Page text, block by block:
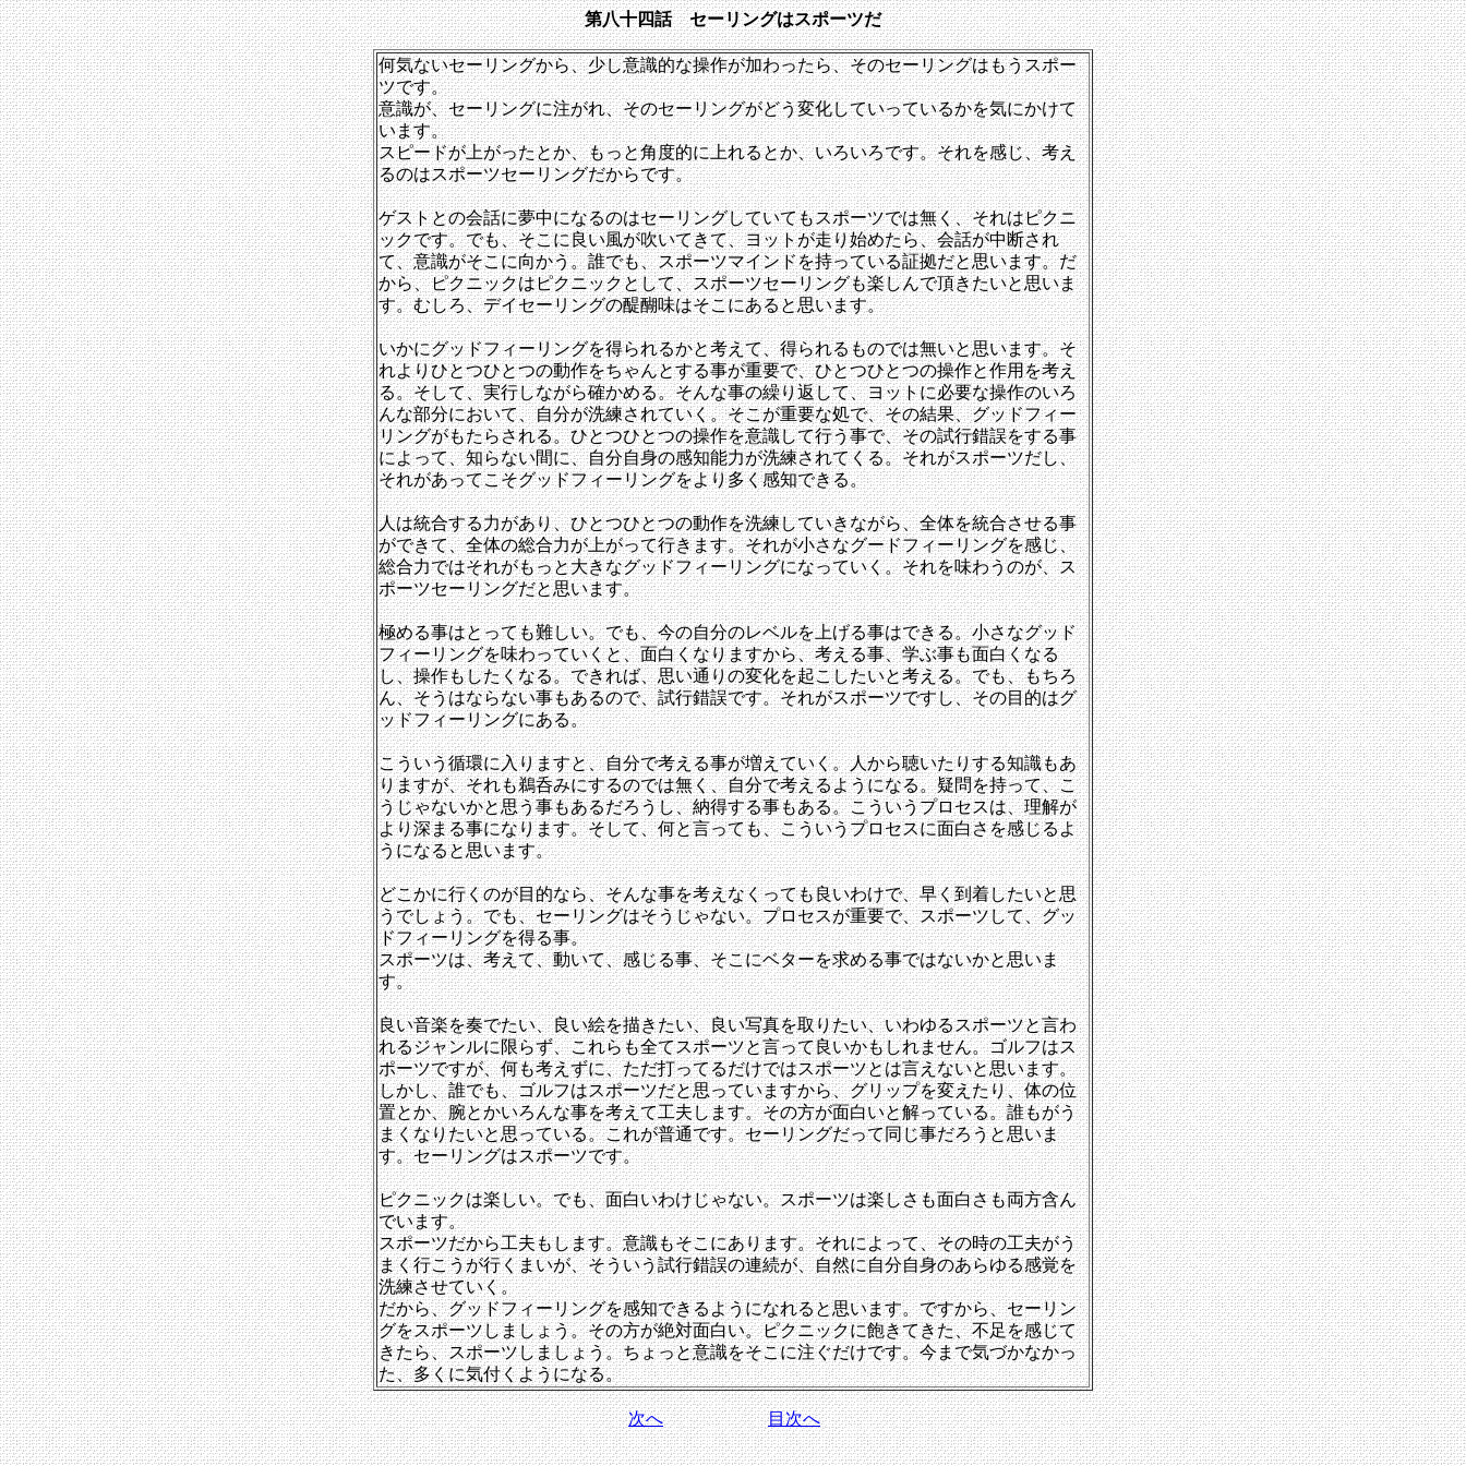
第八十四話 セーリングはスポーツだ
何気ないセーリングから、少し意識的な操作が加わったら、そのセーリングはもうスポー
ツです。
意識が、セーリングに注がれ、そのセーリングがどう変化していっているかを気にかけて
います。
スピードが上がったとか、もっと角度的に上れるとか、いろいろです。それを感じ、考え
るのはスポーツセーリングだからです。
ゲストとの会話に夢中になるのはセーリングしていてもスポーツでは無く、それはピクニ
ックです。でも、そこに良い風が吹いてきて、ヨットが走り始めたら、会話が中断され
て、意識がそこに向かう。誰でも、スポーツマインドを持っている証拠だと思います。だ
から、ピクニックはピクニックとして、スポーツセーリングも楽しんで頂きたいと思いま
す。むしろ、デイセーリングの醍醐味はそこにあると思います。
いかにグッドフィーリングを得られるかと考えて、得られるものでは無いと思います。そ
れよりひとつひとつの動作をちゃんとする事が重要で、ひとつひとつの操作と作用を考え
る。そして、実行しながら確かめる。そんな事の繰り返して、ヨットに必要な操作のいろ
んな部分において、自分が洗練されていく。そこが重要な処で、その結果、グッドフィー
リングがもたらされる。ひとつひとつの操作を意識して行う事で、その試行錯誤をする事
によって、知らない間に、自分自身の感知能力が洗練されてくる。それがスポーツだし、
それがあってこそグッドフィーリングをより多く感知できる。
人は統合する力があり、ひとつひとつの動作を洗練していきながら、全体を統合させる事
ができて、全体の総合力が上がって行きます。それが小さなグードフィーリングを感じ、
総合力ではそれがもっと大きなグッドフィーリングになっていく。それを味わうのが、ス
ポーツセーリングだと思います。
極める事はとっても難しい。でも、今の自分のレベルを上げる事はできる。小さなグッド
フィーリングを味わっていくと、面白くなりますから、考える事、学ぶ事も面白くなる
し、操作もしたくなる。できれば、思い通りの変化を起こしたいと考える。でも、もちろ
ん、そうはならない事もあるので、試行錯誤です。それがスポーツですし、その目的はグ
ッドフィーリングにある。
こういう循環に入りますと、自分で考える事が増えていく。人から聴いたりする知識もあ
りますが、それも鵜呑みにするのでは無く、自分で考えるようになる。疑問を持って、こ
うじゃないかと思う事もあるだろうし、納得する事もある。こういうプロセスは、理解が
より深まる事になります。そして、何と言っても、こういうプロセスに面白さを感じるよ
うになると思います。
どこかに行くのが目的なら、そんな事を考えなくっても良いわけで、早く到着したいと思
うでしょう。でも、セーリングはそうじゃない。プロセスが重要で、スポーツして、グッ
ドフィーリングを得る事。
スポーツは、考えて、動いて、感じる事、そこにベターを求める事ではないかと思いま
す。
良い音楽を奏でたい、良い絵を描きたい、良い写真を取りたい、いわゆるスポーツと言わ
れるジャンルに限らず、これらも全てスポーツと言って良いかもしれません。ゴルフはス
ポーツですが、何も考えずに、ただ打ってるだけではスポーツとは言えないと思います。
しかし、誰でも、ゴルフはスポーツだと思っていますから、グリップを変えたり、体の位
置とか、腕とかいろんな事を考えて工夫します。その方が面白いと解っている。誰もがう
まくなりたいと思っている。これが普通です。セーリングだって同じ事だろうと思いま
す。セーリングはスポーツです。
ピクニックは楽しい。でも、面白いわけじゃない。スポーツは楽しさも面白さも両方含ん
でいます。
スポーツだから工夫もします。意識もそこにあります。それによって、その時の工夫がう
まく行こうが行くまいが、そういう試行錯誤の連続が、自然に自分自身のあらゆる感覚を
洗練させていく。
だから、グッドフィーリングを感知できるようになれると思います。ですから、セーリン
グをスポーツしましょう。その方が絶対面白い。ピクニックに飽きてきた、不足を感じて
きたら、スポーツしましょう。ちょっと意識をそこに注ぐだけです。今まで気づかなかっ
た、多くに気付くようになる。
次へ 目次へ